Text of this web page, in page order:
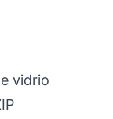
vidrio